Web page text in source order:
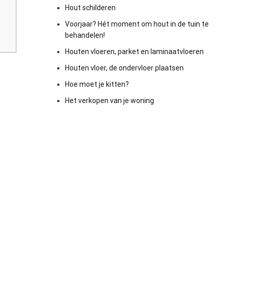
Hout schilderen
Voorjaar? Hét moment om hout in de tuin te
behandelen!
Houten vloeren, parket en laminaatvloeren
Houten vloer, de ondervloer plaatsen
Hoe moet je kitten?
Het verkopen van je woning